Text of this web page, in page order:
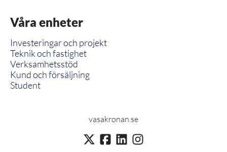
Våra enheter
Investeringar och projekt
Teknik och fastighet
Verksamhetsstöd
Kund och försäljning
Student
vasakronan.se